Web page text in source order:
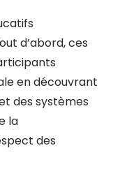
d’abord, ces
en découvrant
des systèmes
la
des